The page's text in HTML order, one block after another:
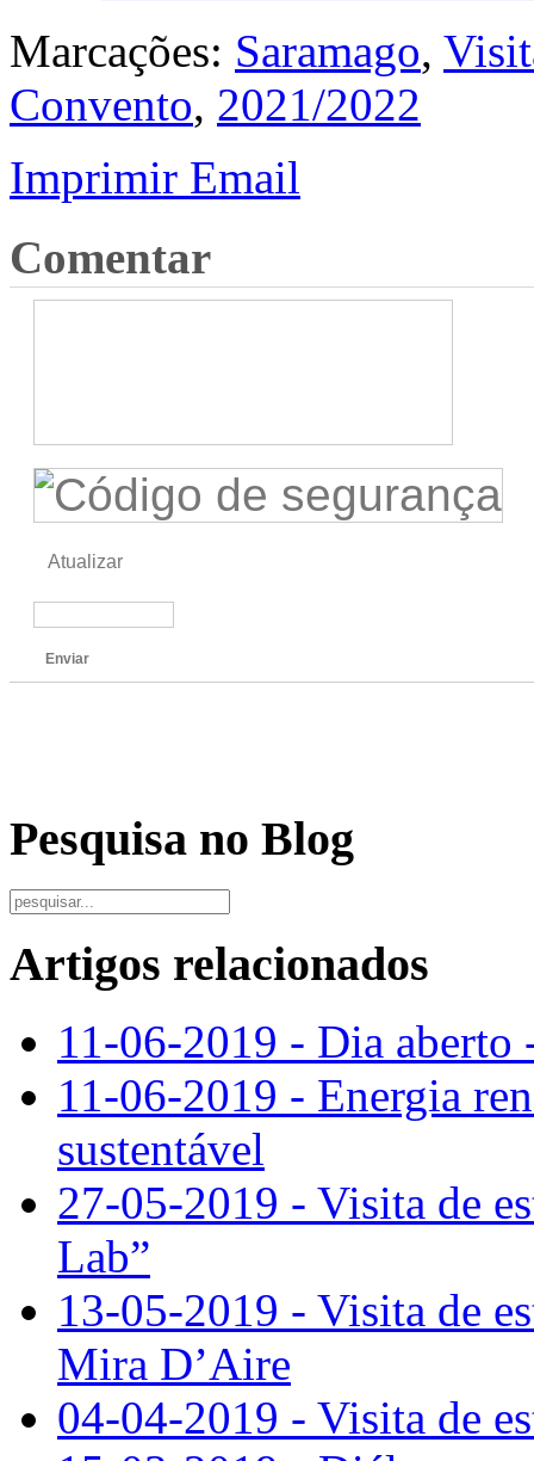
Marcações: Saramago,
Convento, 2021/2022
Imprimir Email
Comentar
Atualizar
Enviar
Pesquisa no Blog
Artigos relacionados
11-06-2019 - Dia aberto
11-06-2019 - Energia
sustentável
27-05-2019 - Visita de
Lab”
13-05-2019 - Visita de
Mira D’Aire
04-04-2019 - Visita de